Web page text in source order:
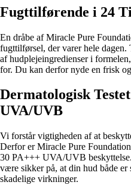
Fugttilførende i 24
En dråbe af Miracle Pure
fugttilførsel, der varer hele
af hudplejeingredienser i
for. Du kan derfor nyde en frisk
Dermatologisk
UVA/UVB
Vi forstår vigtigheden af at
Derfor er Miracle Pure
30 PA+++ UVA/UVB
være sikker på, at din hud både er
skadelige virkninger.